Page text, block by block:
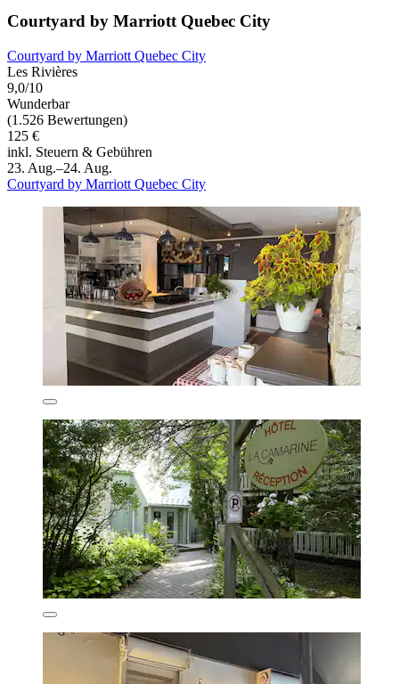
Courtyard by Marriott Quebec City
Courtyard by Marriott Quebec City
Les Rivières
9,0/10
Wunderbar
(1.526 Bewertungen)
125 €
inkl. Steuern & Gebühren
23. Aug.–24. Aug.
Courtyard by Marriott Quebec City